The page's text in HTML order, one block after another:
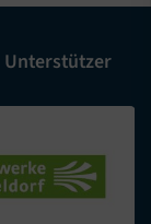
Unterstützer